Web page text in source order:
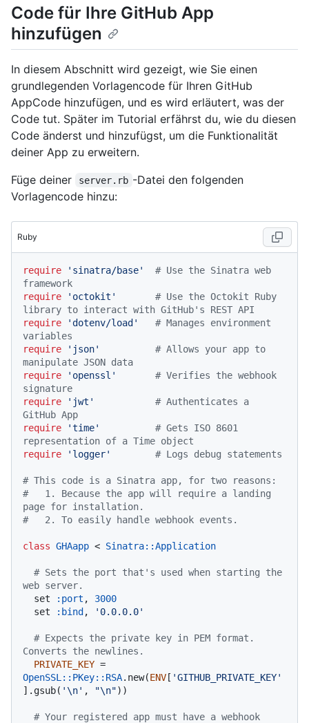
Code für Ihre GitHub App
hinzufügen
In diesem Abschnitt wird gezeigt, wie Sie einen
grundlegenden Vorlagencode für Ihren GitHub
AppCode hinzufügen, und es wird erläutert, was der
Code tut. Später im Tutorial erfährst du, wie du diesen
Code änderst und hinzufügst, um die Funktionalität
deiner App zu erweitern.
Füge deiner
server.rb -Datei den folgenden
Vorlagencode hinzu:
Ruby
require 'sinatra/base'
# Use the Sinatra web
framework
require
'octokit'
# Use the Octokit Ruby
library to interact with GitHub's REST API
require
'dotenv/load'
# Manages environment
variables
require
'json'
# Allows your app to
manipulate JSON data
require
'openssl'
# Verifies the webhook
signature
require
'jwt'
# Authenticates a
GitHub App
require
'time'
# Gets ISO 8601
representation of a Time object
require
'logger' # Logs debug statements
# This code is a Sinatra app, for two reasons:
#   1. Because the app will require a landing
page for installation.
#   2. To easily handle webhook events.
class GHAapp < Sinatra::Application
# Sets the port that's used when starting the
web server.
  set
:port , 3000
  set
:bind , '0.0.0.0'
# Expects the private key in PEM format.
Converts the newlines.
PRIVATE_KEY
OpenSSL::PKey::RSA.new(ENV [ 'GITHUB_PRIVATE_KEY'
].gsub( '\n' , "\n"))
# Your registered app must have a webhook